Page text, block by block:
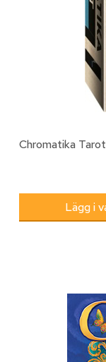
Chromatika Tarot